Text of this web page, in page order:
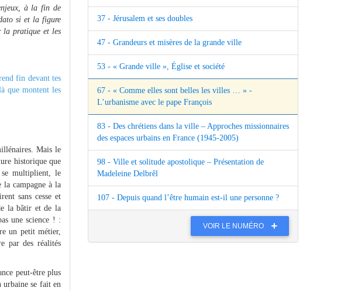
à la fin de
si et la figure
la pratique et les
fin devant tes
que montent les
Mais le
historique que
se multiplient, le
la campagne à la
sans cesse et
la bâtir et de la
une science ! :
un petit métier,
par des réalités
peut‑être plus
urbaine se fait en
37 - Jérusalem et ses doubles
47 - Grandeurs et misères de la grande ville
53 - « Grande ville », Église et société
67 - « Comme elles sont belles les villes … » -
L’urbanisme avec le pape François
83 - Des chrétiens dans la ville – Approches missionnaires
des espaces urbains en France (1945‑2005)
98 - Ville et solitude apostolique – Présentation de
Madeleine Delbrêl
107 - Depuis quand l’être humain est‑il une personne ?
VOIR LE NUMÉRO